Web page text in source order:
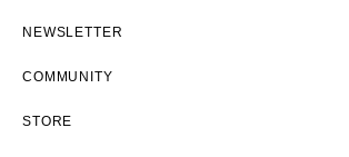
NEWSLETTER
COMMUNITY
STORE